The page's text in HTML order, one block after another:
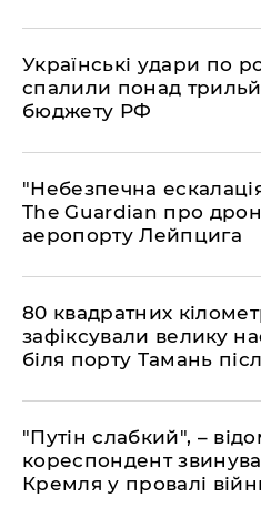
​Українські удари по
спалили понад
бюджету РФ
​"Небезпечна
The Guardian про дрон
аеропорту Лейпцига
​80 квадратних
зафіксували велику
біля порту Тамань
"Путін слабкий", –
кореспондент
Кремля у провалі